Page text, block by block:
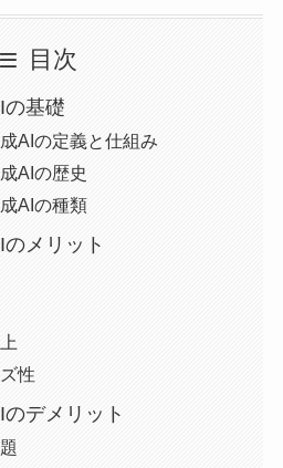
目次
の基礎
AIの定義と仕組み
AIの歴史
AIの種類
メリット
性
デメリット